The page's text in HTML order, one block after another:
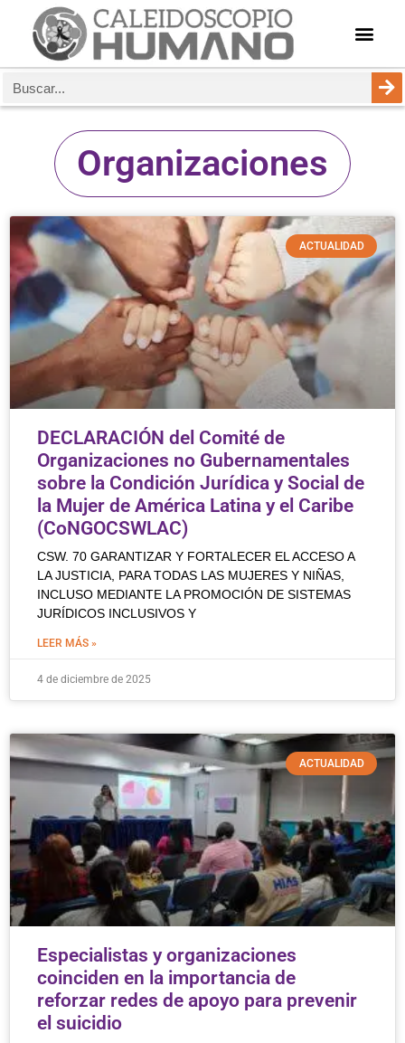
Organizaciones
ACTUALIDAD
DECLARACIÓN del Comité de
Organizaciones no Gubernamentales
sobre la Condición Jurídica y Social de
la Mujer de América Latina y el Caribe
(CoNGOCSWLAC)
CSW. 70 GARANTIZAR Y FORTALECER EL ACCESO A
LA JUSTICIA, PARA TODAS LAS MUJERES Y NIÑAS,
INCLUSO MEDIANTE LA PROMOCIÓN DE SISTEMAS
JURÍDICOS INCLUSIVOS Y
LEER MÁS »
4 de diciembre de 2025
ACTUALIDAD
Especialistas y organizaciones
coinciden en la importancia de
reforzar redes de apoyo para prevenir
el suicidio